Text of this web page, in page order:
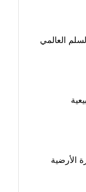
العالمي
الأرضية